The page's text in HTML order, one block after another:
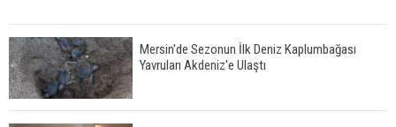
Mersin'de Sezonun İlk Deniz Kaplumbağası
Yavruları Akdeniz'e Ulaştı